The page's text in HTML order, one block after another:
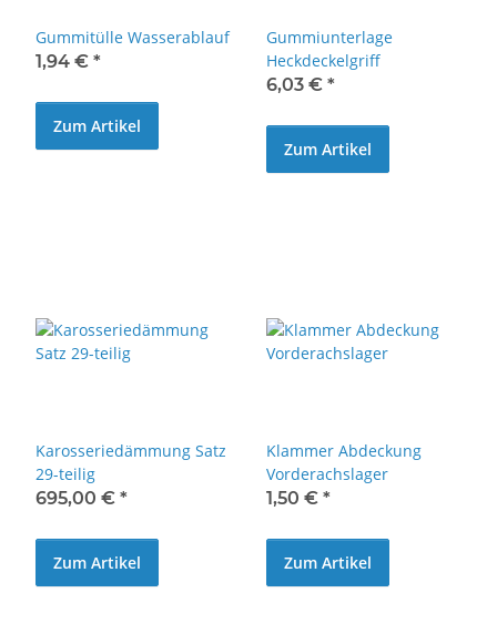
Gummitülle Wasserablauf
1,94 € *
Zum Artikel
Gummiunterlage
Heckdeckelgriff
6,03 € *
Zum Artikel
Karosseriedämmung Satz
29-teilig
695,00 € *
Zum Artikel
Klammer Abdeckung
Vorderachslager
1,50 € *
Zum Artikel